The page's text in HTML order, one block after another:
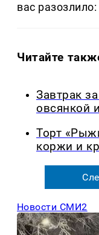
вас
Читайте
Завтрак
овсянкой
Торт
коржи и
Новости СМИ2